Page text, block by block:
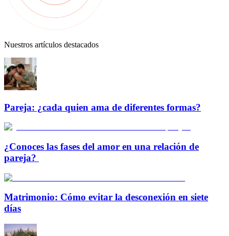
Nuestros artículos destacados
Pareja: ¿cada quien ama de diferentes formas?
¿Conoces las fases del amor en una relación de
pareja?
Matrimonio: Cómo evitar la desconexión en siete
días